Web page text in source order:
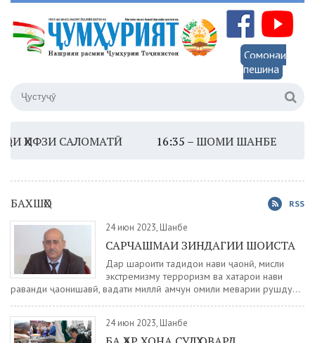
Сомонаи
пешина
САЛОМАТӢ16:35 –ШОМИ ШАНБЕ13:45 –
БАХШҲО RSS
24 июн 2023, Шанбе
САРЧАШМАИ ЗИНДАГИИ ШОИСТА
Дар шароити таҳдидҳои нави ҷаҳонӣ, мисли
экстремизму терроризм ва хатарҳои нави
раванди ҷаҳонишавӣ, ваҳдати миллӣ ҳамчун омили меҳварии рушду...
24 июн 2023, Шанбе